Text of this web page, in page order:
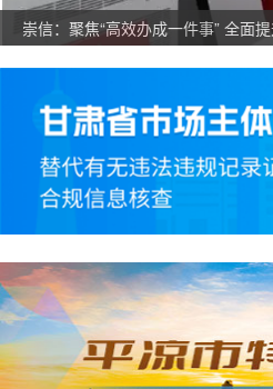
崇信：聚焦“高效办成一件事” 全面